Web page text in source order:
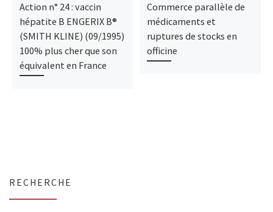
Action n° 24 : vaccin
hépatite B ENGERIX B®
(SMITH KLINE) (09/1995)
100% plus cher que son
équivalent en France
Commerce parallèle de
médicaments et
ruptures de stocks en
officine
RECHERCHE